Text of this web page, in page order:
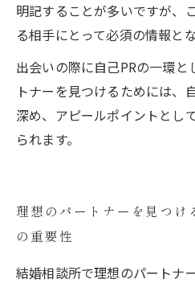
明記することが多いですが、
る相手にとって必須の情報とな
出会いの際に自己PRの一環と
トナーを見つけるためには、
深め、アピールポイントとし
られます。
理想のパートナーを見つけ
の重要性
結婚相談所で理想のパートナ